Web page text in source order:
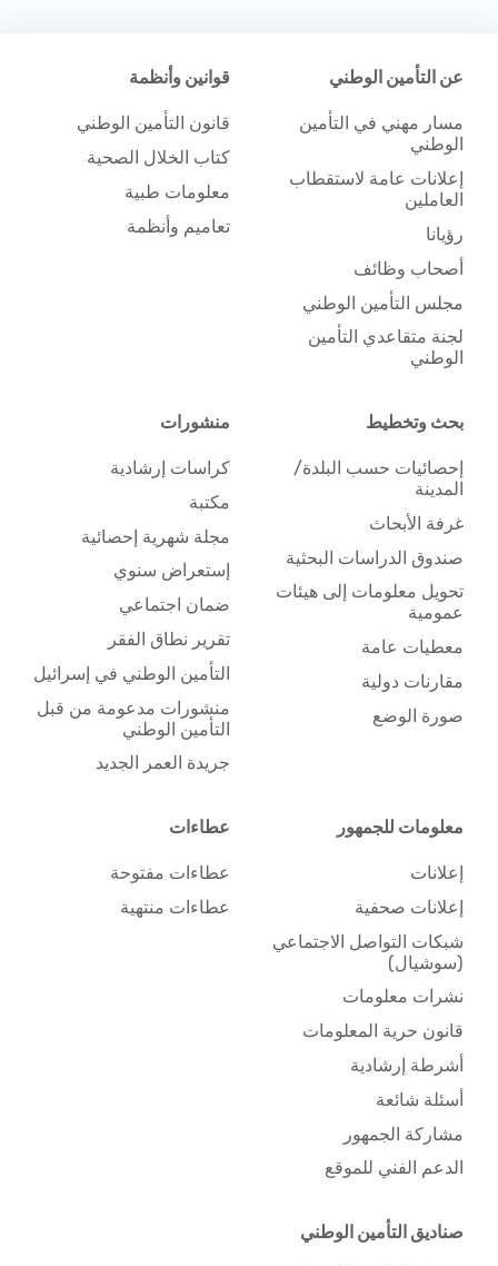
عن التأمين الوطني
مسار مهني في التأمين
الوطني
إعلانات عامة لاستقطاب
العاملين
رؤيانا
أصحاب وظائف
مجلس التأمين الوطني
لجنة متقاعدي التأمين
الوطني
قوانين وأنظمة
قانون التأمين الوطني
كتاب الخلال الصحية
معلومات طبية
تعاميم وأنظمة
بحث وتخطيط
إحصائيات حسب البلدة/
المدينة
غرفة الأبحاث
صندوق الدراسات البحثية
تحويل معلومات إلى هيئات
عمومية
معطيات عامة
مقارنات دولية
صورة الوضع
منشورات
كراسات إرشادية
مكتبة
مجلة شهرية إحصائية
إستعراض سنوي
ضمان اجتماعي
تقرير نطاق الفقر
التأمين الوطني في إسرائيل
منشورات مدعومة من قبل
التأمين الوطني
جريدة العمر الجديد
معلومات للجمهور
إعلانات
إعلانات صحفية
شبكات التواصل الاجتماعي
(سوشيال)
نشرات معلومات
قانون حرية المعلومات
أشرطة إرشادية
أسئلة شائعة
مشاركة الجمهور
الدعم الفني للموقع
عطاءات
عطاءات مفتوحة
عطاءات منتهية
صناديق التأمين الوطني